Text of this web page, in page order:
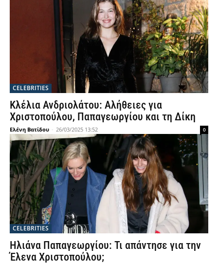
CELEBRITIES
Κλέλια Ανδριολάτου: Αλήθειες για
Χριστοπούλου, Παπαγεωργίου και τη Δίκη
Ελένη Βατίδου - 26/03/2025 13:52 0
CELEBRITIES
Ηλιάνα Παπαγεωργίου: Τι απάντησε για την
Έλενα Χριστοπούλου;